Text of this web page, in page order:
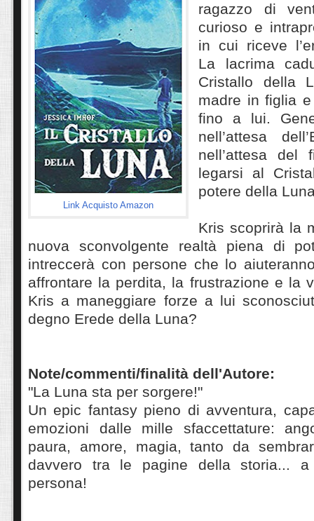
Link Acquisto Amazon
ragazzo di
curioso e
in cui riceve
La lacrima
Cristallo della
madre in figlia
fino a lui.
nell’attesa
nell’attesa
legarsi al
potere della
Kris scoprirà la
nuova sconvolgente realtà piena di
intreccerà con persone che lo
affrontare la perdita, la frustrazione e la
Kris a maneggiare forze a lui
degno Erede della Luna?
Note/commenti/finalità dell'Autore:
"La Luna sta per sorgere!"
Un epic fantasy pieno di avventura,
emozioni dalle mille sfaccettature:
paura, amore, magia, tanto da
davvero tra le pagine della storia...
persona!